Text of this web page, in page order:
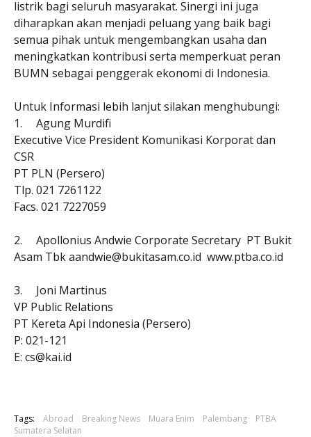
listrik bagi seluruh masyarakat. Sinergi ini juga
diharapkan akan menjadi peluang yang baik bagi
semua pihak untuk mengembangkan usaha dan
meningkatkan kontribusi serta memperkuat peran
BUMN sebagai penggerak ekonomi di Indonesia.
Untuk Informasi lebih lanjut silakan menghubungi:
1.
Agung Murdifi
Executive Vice President Komunikasi Korporat dan
CSR
PT PLN (Persero)
Tlp. 021 7261122
Facs. 021 7227059
2.
Apollonius Andwie Corporate Secretary PT Bukit
Asam Tbk aandwie@bukitasam.co.id www.ptba.co.id
3.
Joni Martinus
VP Public Relations
PT Kereta Api Indonesia (Persero)
P: 021-121
E: cs@kai.id
Tags: Abroad Breaking News Muara Enim Palembang
PTBA
Sumatera Selatan